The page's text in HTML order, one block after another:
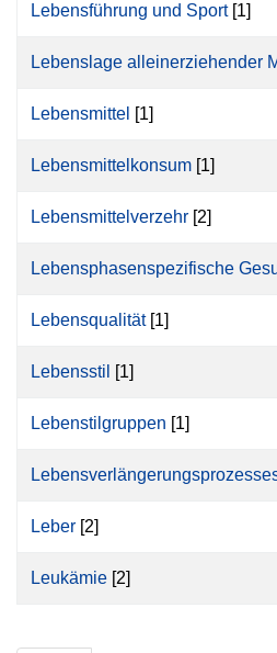
Lebensführung und Sport[1]
Lebenslage alleinerziehender
Lebensmittel [1]
Lebensmittelkonsum [1]
Lebensmittelverzehr [2]
Lebensphasenspezifische
Lebensqualität[1]
Lebensstil [1]
Lebenstilgruppen [1]
Leber [2]
Leukämie [2]